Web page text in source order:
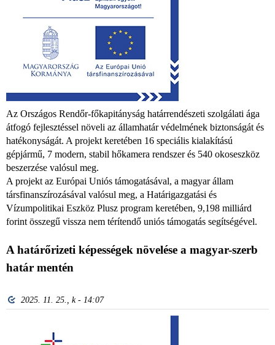
Az Országos Rendőr-főkapitányság határrendészeti szolgálati ága
átfogó fejlesztéssel növeli az államhatár védelmének biztonságát és
hatékonyságát. A projekt keretében 16 speciális kialakítású
gépjármű, 7 modern, stabil hőkamera rendszer és 540 okoseszköz
beszerzése valósul meg.
A projekt az Európai Uniós támogatásával, a magyar állam
társfinanszírozásával valósul meg, a Határigazgatási és
Vízumpolitikai Eszköz Plusz program keretében, 9,198 milliárd
forint összegű vissza nem térítendő uniós támogatás segítségével.
A határőrizeti képességek növelése a magyar-szerb
határ mentén
2025. 11. 25., k - 14:07